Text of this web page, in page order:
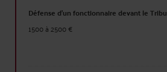
Défense d'un fonctionnaire devant le
1500 à 2500 €